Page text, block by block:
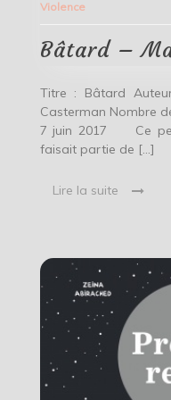
Violence
Bâtard –
Titre : Bâtard
Casterman Nombre
7 juin 2017 Ce
faisait partie de […]
Lire la suite